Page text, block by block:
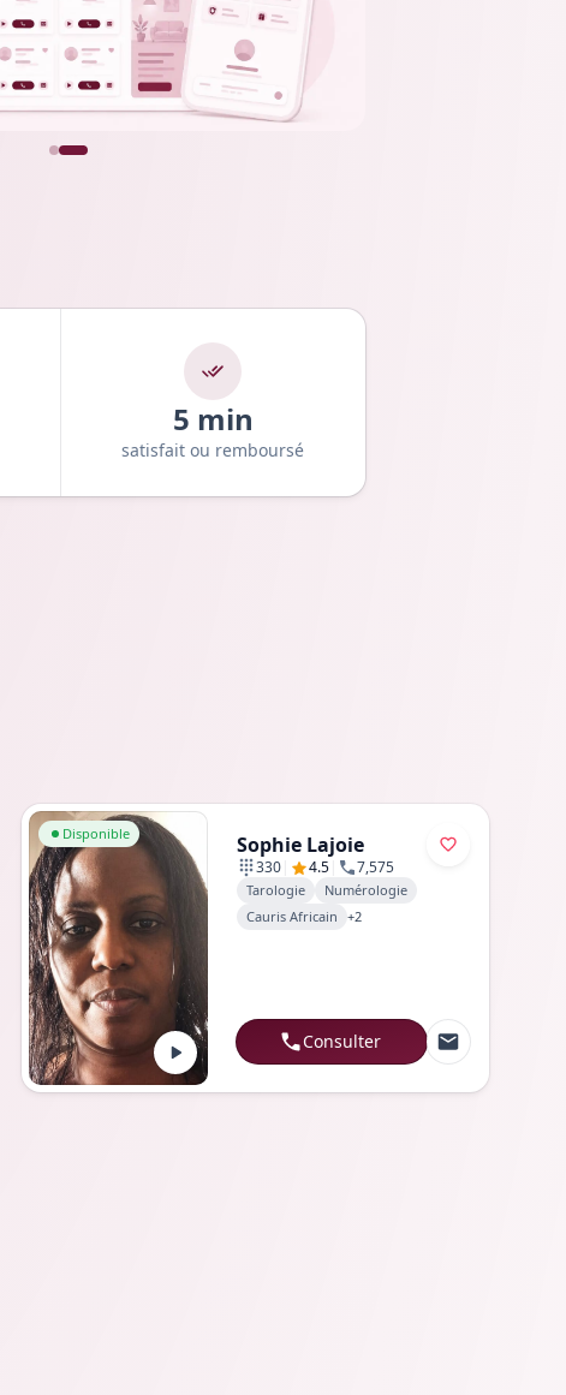
5 min
satisfait ou remboursé
Aller au profil de Sophie Lajoie
Disponible Sophie Lajoie
330 4.5 7,575
Tarologie
Numérologie
Cauris Africain
+2
Consulter